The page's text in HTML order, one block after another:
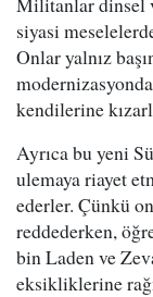
siyasi
Onlar yalnız
kendilerine
Ayrıca bu yeni
ulemaya riayet
ederler. Çünkü
reddederken,
bin Laden ve
eksikliklerine